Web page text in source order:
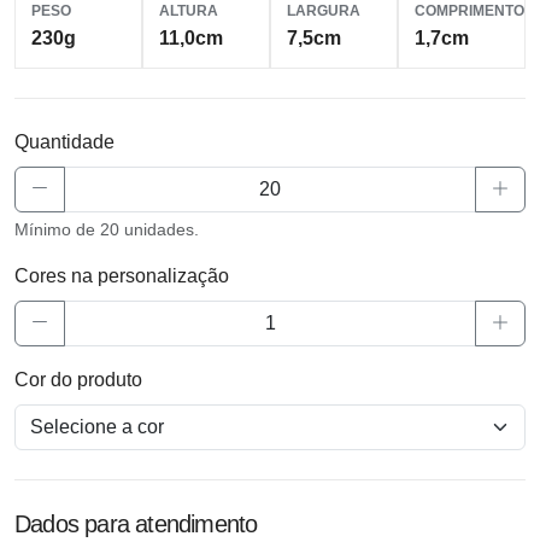
PESO
230g
ALTURA
11,0cm
LARGURA
7,5cm
COMPRIMENTO
1,7cm
Quantidade
Mínimo de 20 unidades.
Cores na personalização
Cor do produto
Dados para atendimento